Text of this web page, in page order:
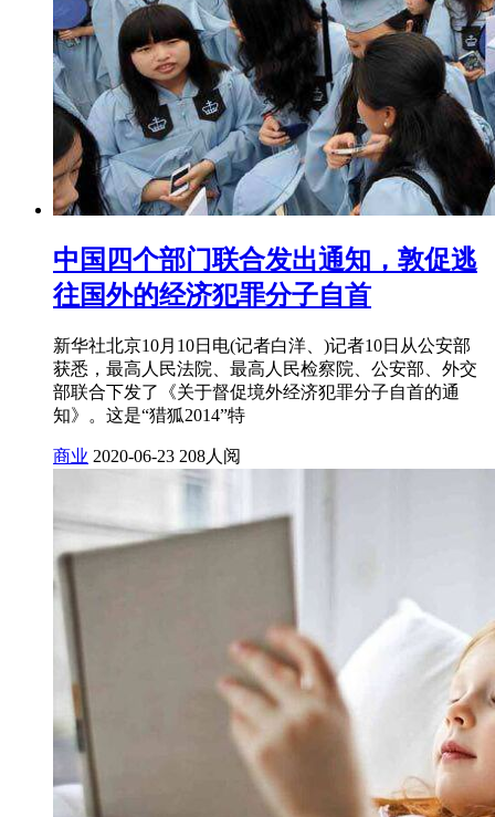
中国四个部门联合发出通知，敦促逃
往国外的经济犯罪分子自首
新华社北京10月10日电(记者白洋、)记者10日从公安部
获悉，最高人民法院、最高人民检察院、公安部、外交
部联合下发了《关于督促境外经济犯罪分子自首的通
知》。这是“猎狐2014”特
商业 2020-06-23 208人阅